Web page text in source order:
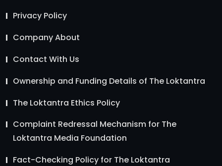
Privacy Policy
Company About
Contact With Us
Ownership and Funding Details of The Loktantra
The Loktantra Ethics Policy
Complaint Redressal Mechanism for The
Loktantra Media Foundation
Fact-Checking Policy for The Loktantra